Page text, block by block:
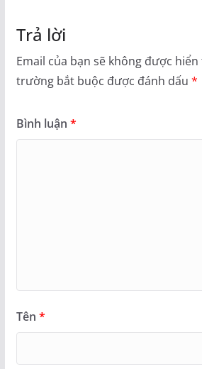
Trả lời
Email của bạn sẽ không được
trường bắt buộc được đánh dấu *
Bình luận *
Tên *